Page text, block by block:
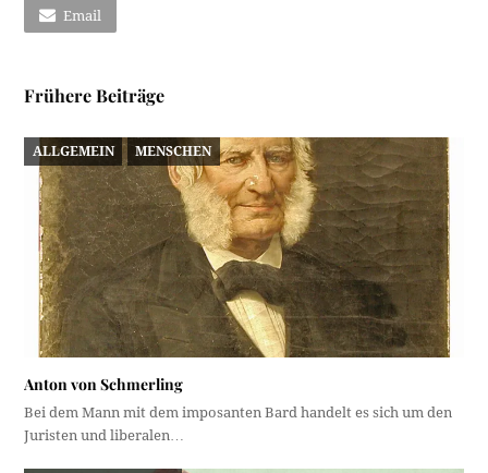
Email
Frühere Beiträge
ALLGEMEIN MENSCHEN
Anton von Schmerling
Bei dem Mann mit dem imposanten Bard handelt es sich um den
Juristen und liberalen…